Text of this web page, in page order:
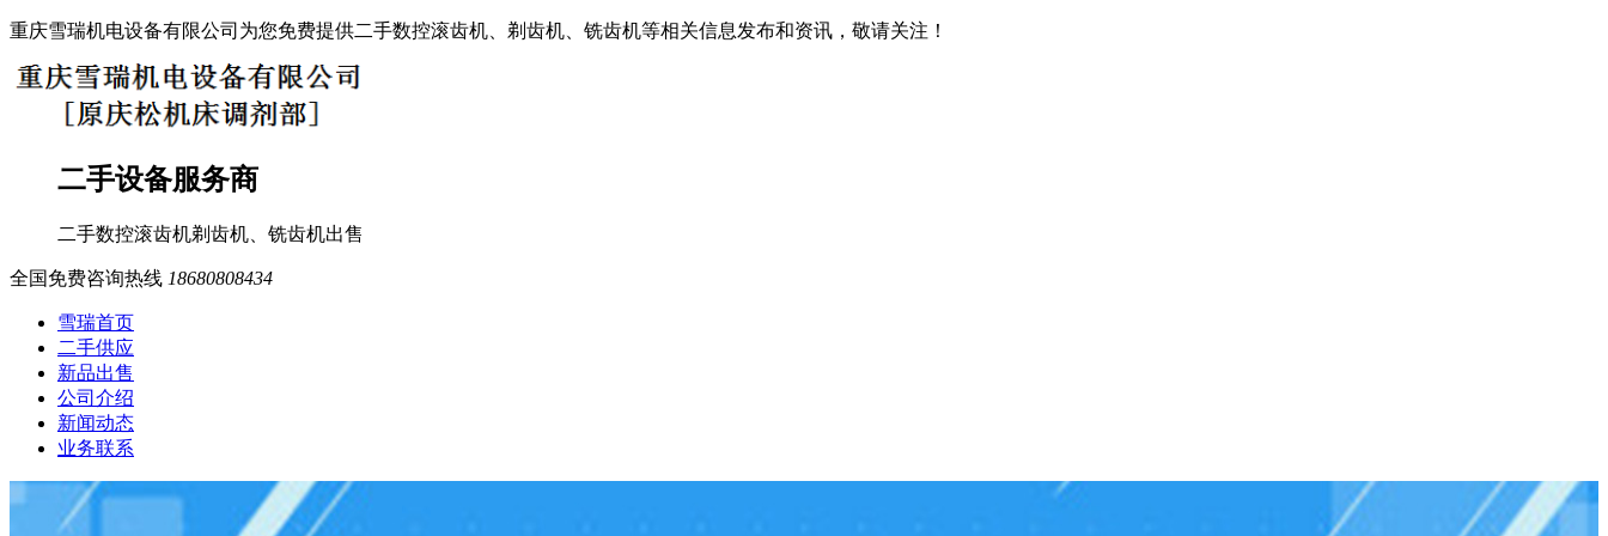
重庆雪瑞机电设备有限公司为您免费提供二手数控滚齿机、剃齿机、铣齿机等相关信息发布和资讯，敬请关注！
二手设备服务商
二手数控滚齿机剃齿机、铣齿机出售
全国免费咨询热线 18680808434
雪瑞首页
二手供应
新品出售
公司介绍
新闻动态
业务联系